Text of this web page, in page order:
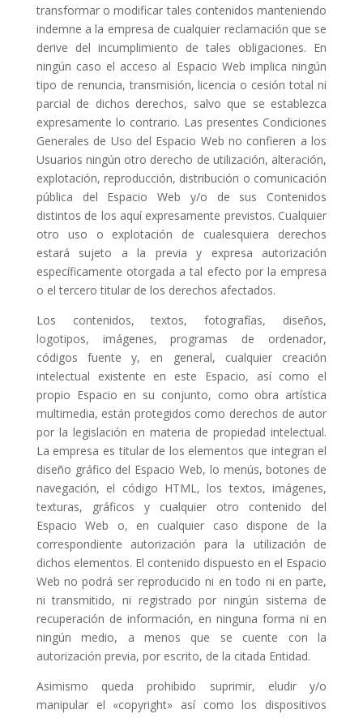
transformar o modificar tales contenidos manteniendo
indemne a la empresa de cualquier reclamación que se
derive del incumplimiento de tales obligaciones. En
ningún caso el acceso al Espacio Web implica ningún
tipo de renuncia, transmisión, licencia o cesión total ni
parcial de dichos derechos, salvo que se establezca
expresamente lo contrario. Las presentes Condiciones
Generales de Uso del Espacio Web no confieren a los
Usuarios ningún otro derecho de utilización, alteración,
explotación, reproducción, distribución o comunicación
pública del Espacio Web y/o de sus Contenidos
distintos de los aquí expresamente previstos. Cualquier
otro uso o explotación de cualesquiera derechos
estará sujeto a la previa y expresa autorización
específicamente otorgada a tal efecto por la empresa
o el tercero titular de los derechos afectados.
Los contenidos, textos, fotografías, diseños,
logotipos, imágenes, programas de ordenador,
códigos fuente y, en general, cualquier creación
intelectual existente en este Espacio, así como el
propio Espacio en su conjunto, como obra artística
multimedia, están protegidos como derechos de autor
por la legislación en materia de propiedad intelectual.
La empresa es titular de los elementos que integran el
diseño gráfico del Espacio Web, lo menús, botones de
navegación, el código HTML, los textos, imágenes,
texturas, gráficos y cualquier otro contenido del
Espacio Web o, en cualquier caso dispone de la
correspondiente autorización para la utilización de
dichos elementos. El contenido dispuesto en el Espacio
Web no podrá ser reproducido ni en todo ni en parte,
ni transmitido, ni registrado por ningún sistema de
recuperación de información, en ninguna forma ni en
ningún medio, a menos que se cuente con la
autorización previa, por escrito, de la citada Entidad.
Asimismo queda prohibido suprimir, eludir y/o
manipular el «copyright» así como los dispositivos